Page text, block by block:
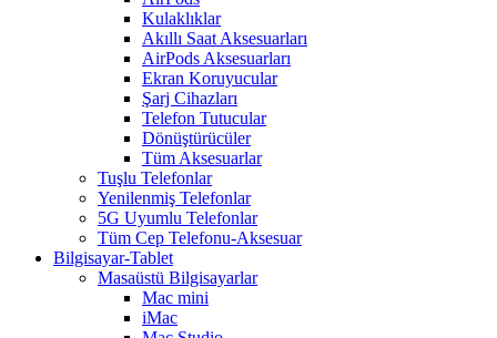
Kulaklıklar
Akıllı Saat Aksesuarları
AirPods Aksesuarları
Ekran Koruyucular
Şarj Cihazları
Telefon Tutucular
Dönüştürücüler
Tüm Aksesuarlar
Tuşlu Telefonlar
Yenilenmiş Telefonlar
5G Uyumlu Telefonlar
Tüm Cep Telefonu-Aksesuar
Bilgisayar-Tablet
Masaüstü Bilgisayarlar
Mac mini
iMac